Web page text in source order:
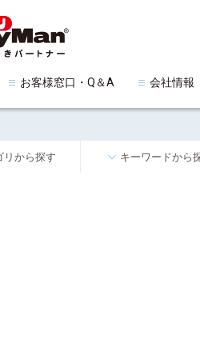
お客様窓口・Q＆A 会社情報
リから探す キーワードから